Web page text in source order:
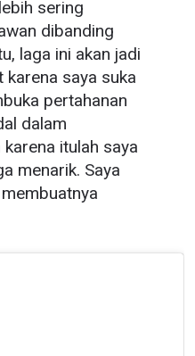
sering
dibanding
laga ini akan jadi
karena saya suka
pertahanan
dalam
itulah saya
menarik. Saya